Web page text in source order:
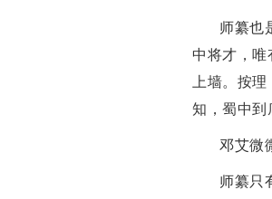
师纂也
中将才，唯
上墙。按
知，蜀中到
邓艾微
师纂只